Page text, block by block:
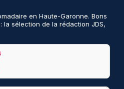
en Haute-Garonne. Bons
la sélection de la rédaction JDS,